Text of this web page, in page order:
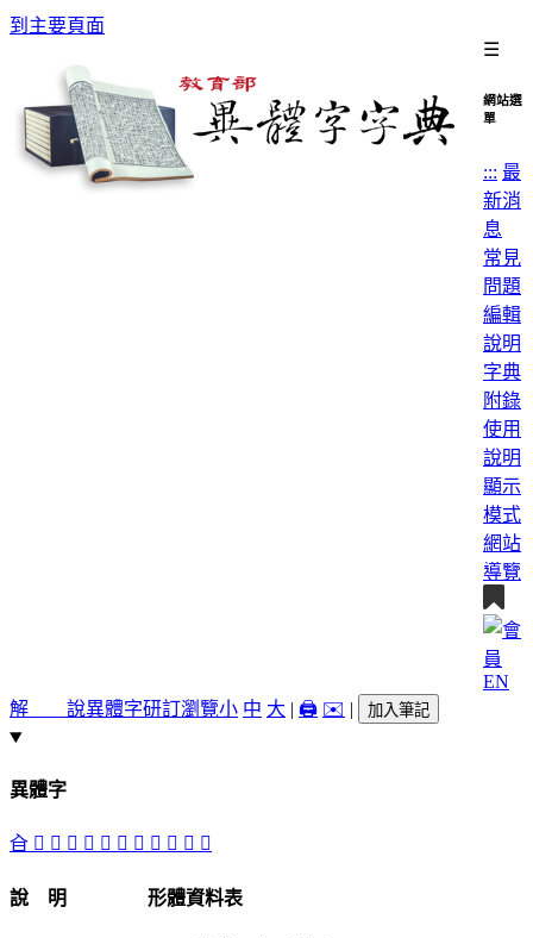
到主要頁面
☰
網站選
單
::: 最
新消
息
常見
問題
編輯
說明
字典
附錄
使用
說明
顯示
模式
網站
導覽
EN
解 說異體字研訂瀏覽小 中 大 | 🖨️ ✉️ | 加入筆記
異體字
㒲 󵫮 󵫯 󵫭 󵫩 󵫬 󵫫 𧴶 󵫪 𧵤 󵫰 𧸄
說 明 形體資料表